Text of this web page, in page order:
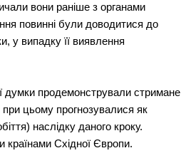
вони раніше з органами
повинні були доводитися до
у випадку її виявлення
думки продемонстрували стримане
при цьому прогнозувалися як
наслідку даного кроку.
країнами Східної Європи.